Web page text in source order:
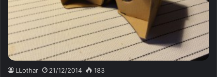
LLothar 21/12/2014 183